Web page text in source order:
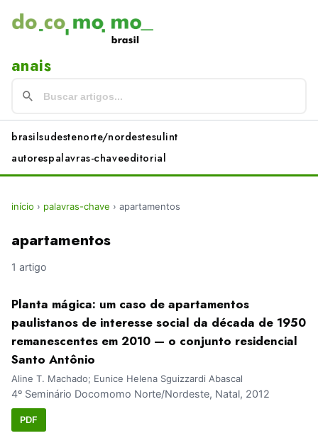
anais
brasilsudestenorte/nordestesulint
autorespalavras-chaveeditorial
início › palavras-chave › apartamentos
apartamentos
1 artigo
Planta mágica: um caso de apartamentos
paulistanos de interesse social da década de 1950
remanescentes em 2010 — o conjunto residencial
Santo Antônio
Aline T. Machado; Eunice Helena Sguizzardi Abascal
4º Seminário Docomomo Norte/Nordeste, Natal, 2012
PDF